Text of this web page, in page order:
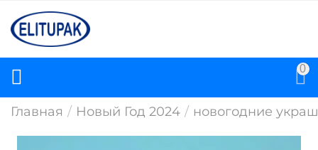
0
Главная / Новый Год 2024 / новогодние